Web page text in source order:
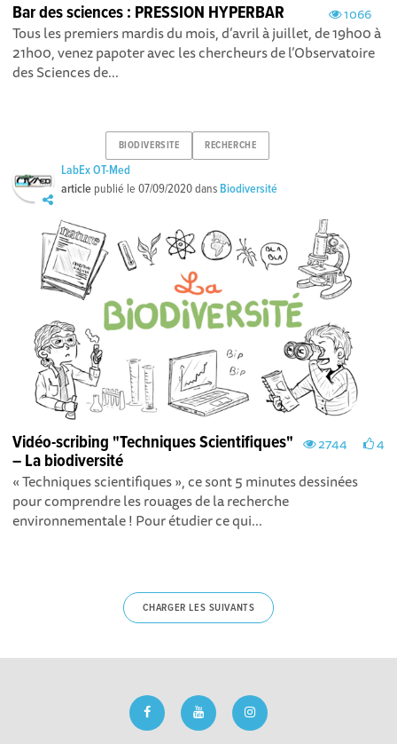
1066
Bar des sciences : PRESSION HYPERBAR
Tous les premiers mardis du mois, d’avril à juillet, de 19h00 à
21h00, venez papoter avec les chercheurs de l’Observatoire
des Sciences de...
BIODIVERSITE RECHERCHE
LabEx OT-Med
article publié le07/09/2020dans Biodiversité
2744 4
Vidéo-scribing "Techniques Scientifiques"
– La biodiversité
« Techniques scientifiques », ce sont 5 minutes dessinées
pour comprendre les rouages de la recherche
environnementale ! Pour étudier ce qui...
CHARGER LES SUIVANTS